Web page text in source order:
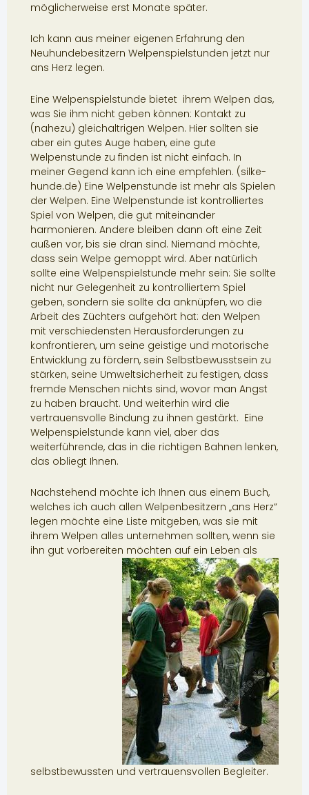
möglicherweise erst Monate später.
Ich kann aus meiner eigenen Erfahrung den
Neuhundebesitzern Welpenspielstunden jetzt nur
ans Herz legen.
Eine Welpenspielstunde bietet ihrem Welpen das,
was Sie ihm nicht geben können: Kontakt zu
(nahezu) gleichaltrigen Welpen. Hier sollten sie
aber ein gutes Auge haben, eine gute
Welpenstunde zu finden ist nicht einfach. In
meiner Gegend kann ich eine empfehlen. (silke-
hunde.de) Eine Welpenstunde ist mehr als Spielen
der Welpen. Eine Welpenstunde ist kontrolliertes
Spiel von Welpen, die gut miteinander
harmonieren. Andere bleiben dann oft eine Zeit
außen vor, bis sie dran sind. Niemand möchte,
dass sein Welpe gemoppt wird. Aber natürlich
sollte eine Welpenspielstunde mehr sein: Sie sollte
nicht nur Gelegenheit zu kontrolliertem Spiel
geben, sondern sie sollte da anknüpfen, wo die
Arbeit des Züchters aufgehört hat: den Welpen
mit verschiedensten Herausforderungen zu
konfrontieren, um seine geistige und motorische
Entwicklung zu fördern, sein Selbstbewusstsein zu
stärken, seine Umweltsicherheit zu festigen, dass
fremde Menschen nichts sind, wovor man Angst
zu haben braucht. Und weiterhin wird die
vertrauensvolle Bindung zu ihnen gestärkt. Eine
Welpenspielstunde kann viel, aber das
weiterführende, das in die richtigen Bahnen lenken,
das obliegt Ihnen.
Nachstehend möchte ich Ihnen aus einem Buch,
welches ich auch allen Welpenbesitzern „ans Herz“
legen möchte eine Liste mitgeben, was sie mit
ihrem Welpen alles unternehmen sollten, wenn sie
ihn gut vorbereiten möchten auf ein Leben als
selbstbewussten und vertrauensvollen Begleiter.